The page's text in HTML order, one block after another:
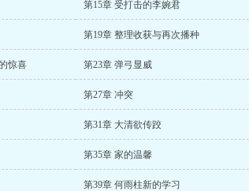
第15章 受打击的李婉君
第19章 整理收获与再次播种
惊喜 第23章 弹弓显威
第27章 冲突
第31章 大清欲传跤
第35章 家的温馨
第39章 何雨柱新的学习